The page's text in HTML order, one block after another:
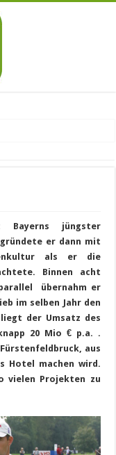
jüngster
er dann mit
als er die
Binnen acht
übernahm er
im selben Jahr den
der Umsatz des
20 Mio € p.a. .
aus
Hotel machen wird.
vielen Projekten zu